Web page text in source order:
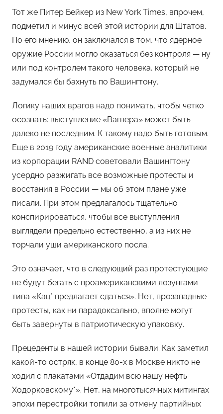
Тот же Питер Бейкер из New York Times, впрочем,
подметил и минус всей этой истории для Штатов.
По его мнению, он заключался в том, что ядерное
оружие России могло оказаться без контроля — ну
или под контролем такого человека, который не
задумался бы бахнуть по Вашингтону.
Логику наших врагов надо понимать, чтобы четко
осознать: выступление «Вагнера» может быть
далеко не последним. К такому надо быть готовым.
Еще в 2019 году американские военные аналитики
из корпорации RAND советовали Вашингтону
усердно разжигать все возможные протесты и
восстания в России — мы об этом плане уже
писали. При этом предлагалось тщательно
конспирироваться, чтобы все выступления
выглядели предельно естественно, а из них не
торчали уши американского посла.
Это означает, что в следующий раз протестующие
не будут бегать с проамериканскими лозунгами
типа «Кац* предлагает сдаться». Нет, прозападные
протесты, как ни парадоксально, вполне могут
быть завернуты в патриотическую упаковку.
Прецеденты в нашей истории бывали. Как заметил
какой-то остряк, в конце 80-х в Москве никто не
ходил с плакатами «Отдадим всю нашу нефть
Ходорковскому*». Нет, на многотысячных митингах
эпохи перестройки топили за отмену партийных